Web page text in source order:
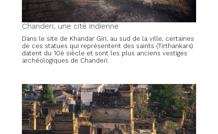
Chanderi, une cité indienne
Dans le site de Khandar Giri, au sud de la ville, certaines
de ces statues qui représentent des saints (Tirthankars)
datent du 10è siècle et sont les plus anciens vestiges
archéologiques de Chanderi.